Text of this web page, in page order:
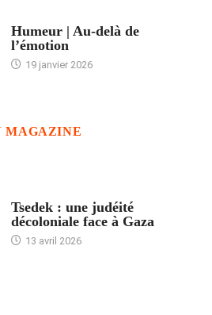
Humeur | Au-delà de
l’émotion
19 janvier 2026
MAGAZINE
Tsedek : une judéité
décoloniale face à Gaza
13 avril 2026